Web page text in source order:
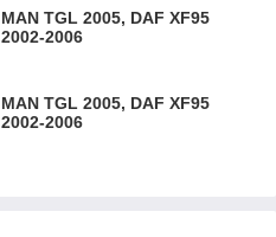
MAN TGL 2005, DAF XF95
2002-2006
MAN TGL 2005, DAF XF95
2002-2006